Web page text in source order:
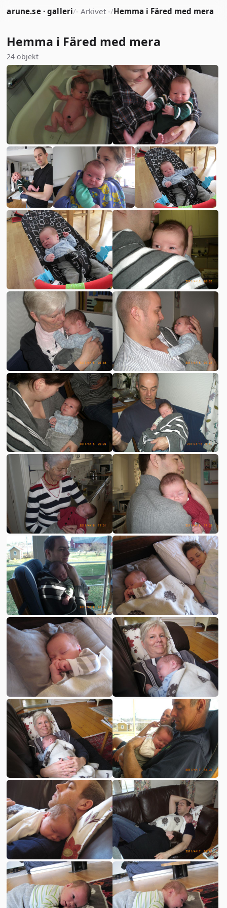
arune.se · galleri/- Arkivet -/Hemma i Färed med mera
Hemma i Färed med mera
24 objekt